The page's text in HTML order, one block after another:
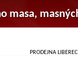
PRODEJNA LIBEREC
masa,